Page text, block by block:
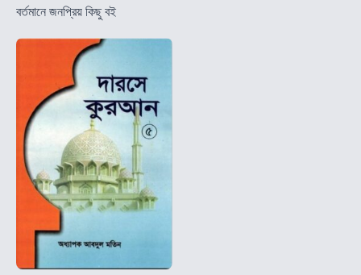
বর্তমানে জনপ্রিয় কিছু বই